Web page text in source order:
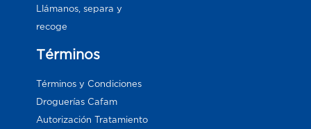
Llámanos, separa y
recoge
Términos
Términos y Condiciones
Droguerías Cafam
Autorización Tratamiento